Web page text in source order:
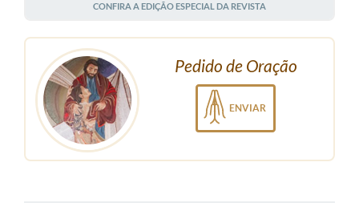
CONFIRA A EDIÇÃO ESPECIAL DA REVISTA
Pedido de Oração
ENVIAR